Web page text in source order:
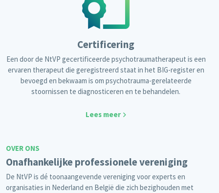
Certificering
Een door de NtVP gecertificeerde psychotraumatherapeut is een
ervaren therapeut die geregistreerd staat in het BIG-register en
bevoegd en bekwaam is om psychotrauma-gerelateerde
stoornissen te diagnosticeren en te behandelen.
Lees meer
OVER ONS
Onafhankelijke professionele vereniging
De NtVP is dé toonaangevende vereniging voor experts en
organisaties in Nederland en België die zich bezighouden met